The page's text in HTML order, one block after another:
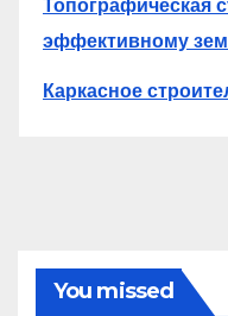
Топографическая
эффективному
Каркасное
You missed